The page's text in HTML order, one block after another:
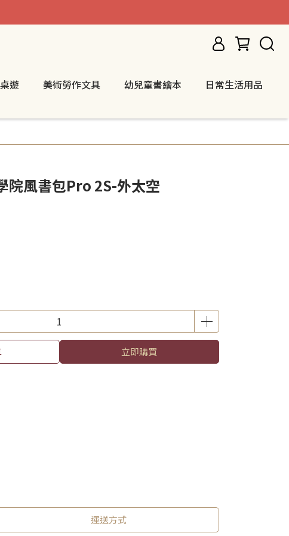
遊 美術勞作文具 幼兒童書繪本
日常生活用品
院風書包Pro 2S-外太空
立即購買
運送方式